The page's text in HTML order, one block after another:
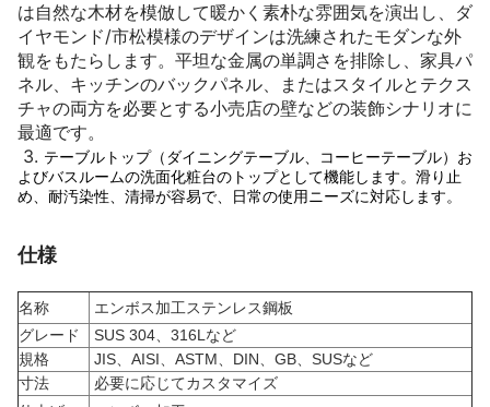
は自然な木材を模倣して暖かく素朴な雰囲気を演出し、ダ
イヤモンド/市松模様のデザインは洗練されたモダンな外
観をもたらします。平坦な金属の単調さを排除し、家具パ
ネル、キッチンのバックパネル、またはスタイルとテクス
チャの両方を必要とする小売店の壁などの装飾シナリオに
最適です。
3. テーブルトップ（ダイニングテーブル、コーヒーテーブル）お
よびバスルームの洗面化粧台のトップとして機能します。滑り止
め、耐汚染性、清掃が容易で、日常の使用ニーズに対応します。
仕様
名称
エンボス加工ステンレス鋼板
グレード
SUS 304、316Lなど
規格
JIS、AISI、ASTM、DIN、GB、SUSなど
寸法
必要に応じてカスタマイズ